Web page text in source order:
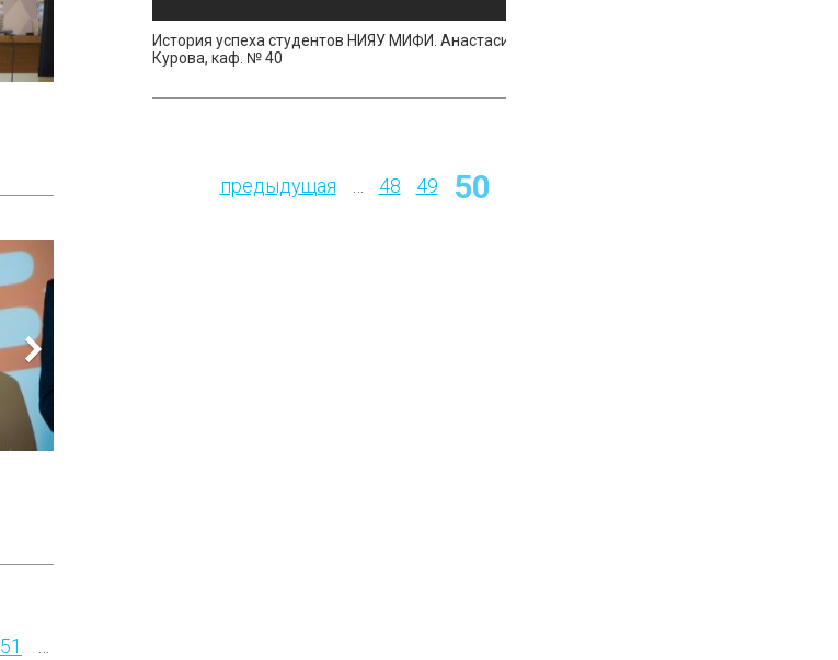
51
История успеха студентов НИЯУ МИФИ. Анастасия
Курова, каф. № 40
Страницы
предыдущая 48 49 50